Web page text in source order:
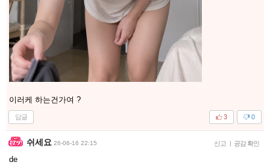
이러케 하는건가여 ?
답글 0
3
쉬세요 26-06-16 22:15 신고 | 공감 확인
de